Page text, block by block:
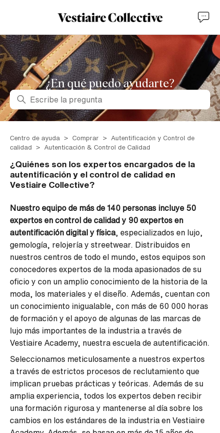
¿En qué puedo ayudarte?
Búsqueda
Centro de ayuda Comprar
Autentificación y Control de
calidad
Autenticación & Control de Calidad
¿Quiénes son los expertos encargados de la
autentificación y el control de calidad en
Vestiaire Collective?
Nuestro equipo de más de 140 personas incluye 50
expertos en control de calidad y 90 expertos en
autentificación digital y física , especializados en lujo,
gemología, relojería y streetwear. Distribuidos en
nuestros centros de todo el mundo, estos equipos son
conocedores expertos de la moda apasionados de su
oficio y con un amplio conocimiento de la historia de la
moda, los materiales y el diseño. Además, cuentan con
un conocimiento inigualable, con más de 60 000 horas
de formación y el apoyo de algunas de las marcas de
lujo más importantes de la industria a través de
Vestiaire Academy, nuestra escuela de autentificación.
Seleccionamos meticulosamente a nuestros expertos
a través de estrictos procesos de reclutamiento que
implican pruebas prácticas y teóricas. Además de su
amplia experiencia, todos los expertos deben recibir
una formación rigurosa y mantenerse al día sobre los
cambios en los estándares de la industria en Vestiaire